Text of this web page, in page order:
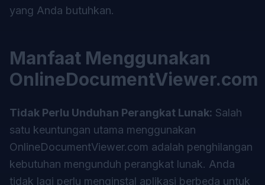
yang Anda butuhkan.
Manfaat Menggunakan
OnlineDocumentViewer.com
Tidak Perlu Unduhan Perangkat Lunak: Salah
satu keuntungan utama menggunakan
OnlineDocumentViewer.com adalah penghilangan
kebutuhan mengunduh perangkat lunak. Anda
tidak lagi perlu menginstal aplikasi berbeda untuk